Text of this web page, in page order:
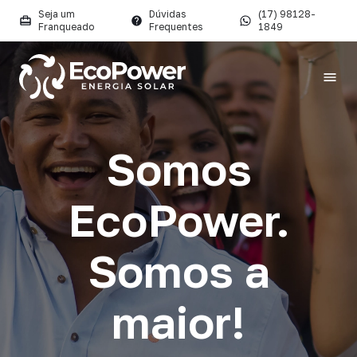
Seja um
Franqueado
Dúvidas
Frequentes
(17) 98128-
1849
Sustentabilidade
Nosso compromisso é com a sustentabilidade.
Projetos
Aqui você descobre o futuro da energia solar em
nossos projetos!
Somos
EcoPower.
Somos a
maior!